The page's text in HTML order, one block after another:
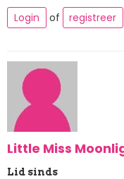
Login
of registreer
Little Miss
Lid sinds